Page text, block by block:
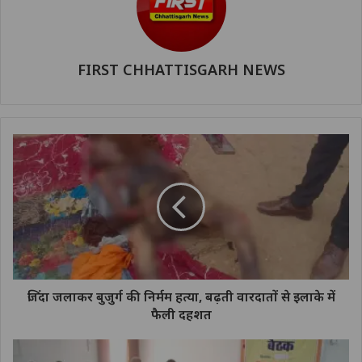
FIRST CHHATTISGARH NEWS
जिंदा जलाकर बुजुर्ग की निर्मम हत्या, बढ़ती वारदातों से इलाके में
फैली दहशत